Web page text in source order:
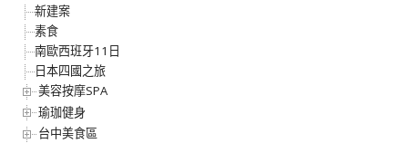
新建案
素食
南歐西班牙11日
日本四國之旅
美容按摩SPA
瑜珈健身
台中美食區